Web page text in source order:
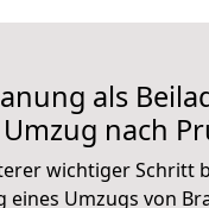
als
nach
wichtiger Schritt
eines Umzugs von